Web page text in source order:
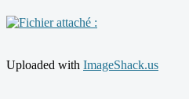
Uploaded with ImageShack.us